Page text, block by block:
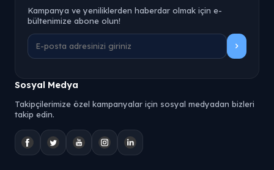
Kampanya ve yeniliklerden haberdar olmak için e-
bültenimize abone olun!
Sosyal Medya
Takipçilerimize özel kampanyalar için sosyal medyadan bizleri
takip edin.